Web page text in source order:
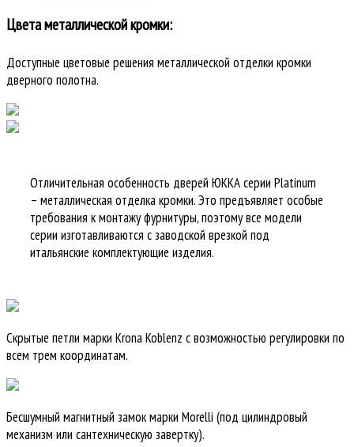
Цвета металлической кромки:
Доступные цветовые решения металлической отделки кромки
дверного полотна.
Отличительная особенность дверей ЮККА серии Platinum
– металлическая отделка кромки. Это предъявляет особые
требования к монтажу фурнитуры, поэтому все модели
серии изготавливаются с заводской врезкой под
итальянские комплектующие изделия.
Скрытые петли марки Krona Koblenz с возможностью регулировки по
всем трем координатам.
Бесшумный магнитный замок марки Morelli (под цилиндровый
механизм или сантехническую завертку).